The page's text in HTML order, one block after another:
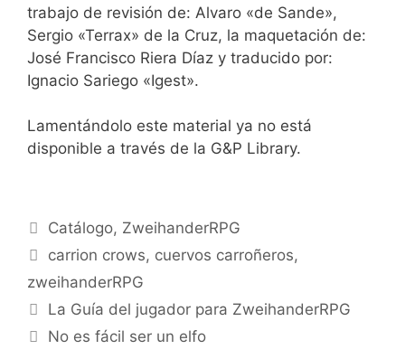
trabajo de revisión de: Alvaro «de Sande»,
Sergio «Terrax» de la Cruz, la maquetación de:
José Francisco Riera Díaz y traducido por:
Ignacio Sariego «Igest».
Lamentándolo este material ya no está
disponible a través de la G&P Library.
Categorías
Catálogo, ZweihanderRPG
Etiquetas
carrion crows, cuervos carroñeros,
zweihanderRPG
La Guía del jugador para ZweihanderRPG
No es fácil ser un elfo